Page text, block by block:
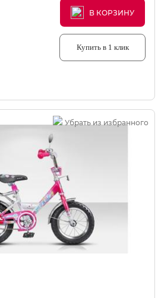
В КОРЗИНУ
В КОРЗИНУ
В КОРЗИНУ
Купить в 1 клик
Убрать из избранного